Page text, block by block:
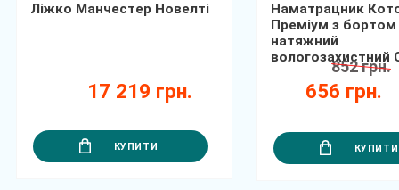
Ліжко Манчестер Новелті
17 219 грн.
КУПИТИ
Наматрацник
Преміум з бортом
натяжний
вологозахистний
656 грн.
852 грн.
КУПИТИ